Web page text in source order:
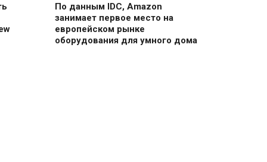
По данным IDC, Amazon
занимает первое место на
европейском рынке
оборудования для умного дома